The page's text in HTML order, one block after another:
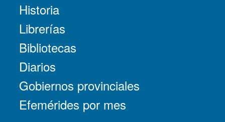
Historia
Librerías
Bibliotecas
Diarios
Gobiernos provinciales
Efemérides por mes